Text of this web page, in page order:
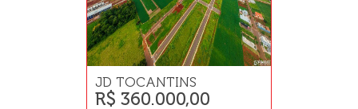
JD TOCANTINS
R$ 360.000,00